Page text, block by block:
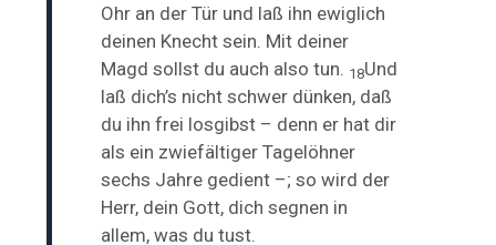
Ohr an der Tür und laß ihn ewiglich
deinen Knecht sein. Mit deiner
Magd sollst du auch also tun. 18Und
laß dich’s nicht schwer dünken, daß
du ihn frei losgibst – denn er hat dir
als ein zwiefältiger Tagelöhner
sechs Jahre gedient –; so wird der
Herr, dein Gott, dich segnen in
allem, was du tust.